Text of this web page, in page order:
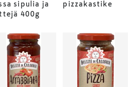
sipulia ja
400g
pizzakastike